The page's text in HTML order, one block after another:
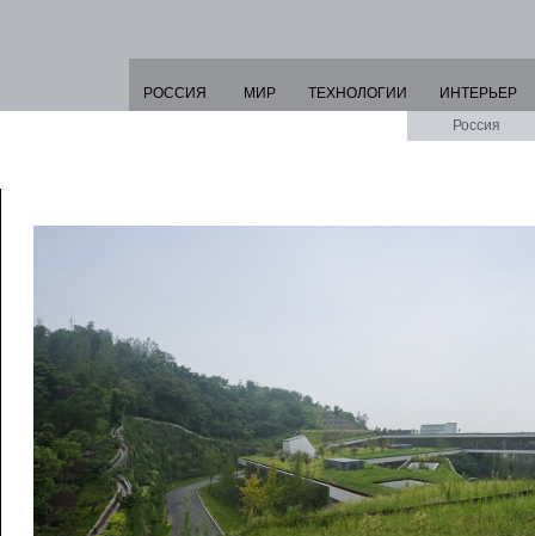
РОССИЯ МИР ТЕХНОЛОГИИ
ИНТЕРЬЕР
Россия